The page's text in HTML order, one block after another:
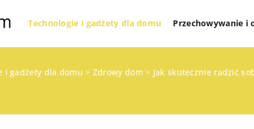
Technologie i gadżety dla domu Przechowywanie i
i gadżety dla domu > Zdrowy dom > Jak skutecznie radzić